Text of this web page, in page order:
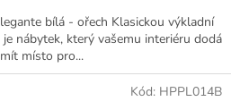
bílá - ořech Klasickou výkladní
nábytek, který vašemu interiéru dodá
místo pro...
Kód: HPPL014B